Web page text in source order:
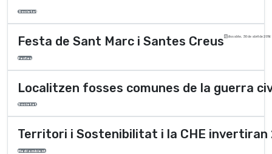
Societat
Festa de Sant Marc i Santes Creus dissabte, 30 de abril de 2016
Festes
Localitzen fosses comunes de la guerra
Societat
Territori i Sostenibilitat i la CHE invertiran
Medi ambient